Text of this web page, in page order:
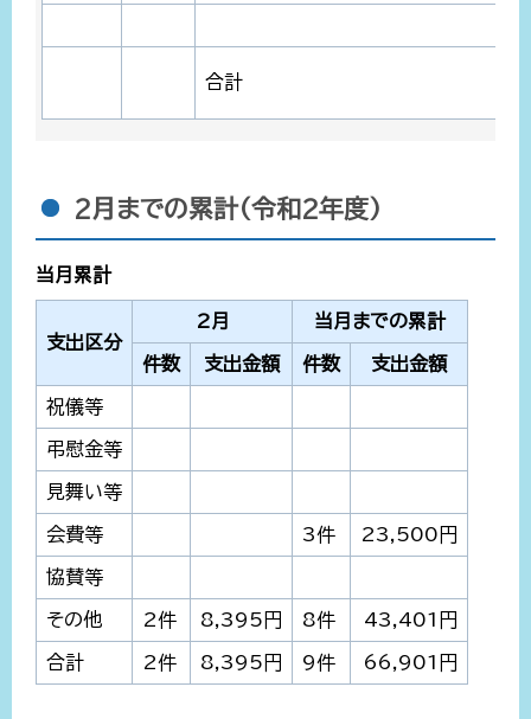
合計
2月までの累計(令和2年度)
当月累計
支出区分
2月 当月までの累計
件数 支出金額 件数 支出金額
祝儀等
弔慰金等
見舞い等
会費等 3件 23,500円
協賛等
その他 2件 8,395円 8件 43,401円
合計 2件 8,395円 9件 66,901円